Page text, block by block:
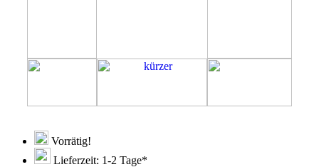
Vorrätig!
Lieferzeit: 1-2 Tage*